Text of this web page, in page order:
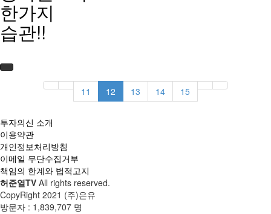
한가지
습관!!
11 12 13 14 15
투자의신 소개
이용약관
개인정보처리방침
이메일 무단수집거부
책임의 한계와 법적고지
허준열TV All rights reserved.
CopyRight 2021 (주)은유
방문자 : 1,839,707 명